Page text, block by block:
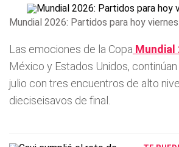
Mundial 2026: Partidos para hoy
Las emociones de la Copa Mundial
México y Estados Unidos,
julio con tres encuentros de alto
dieciseisavos de final.